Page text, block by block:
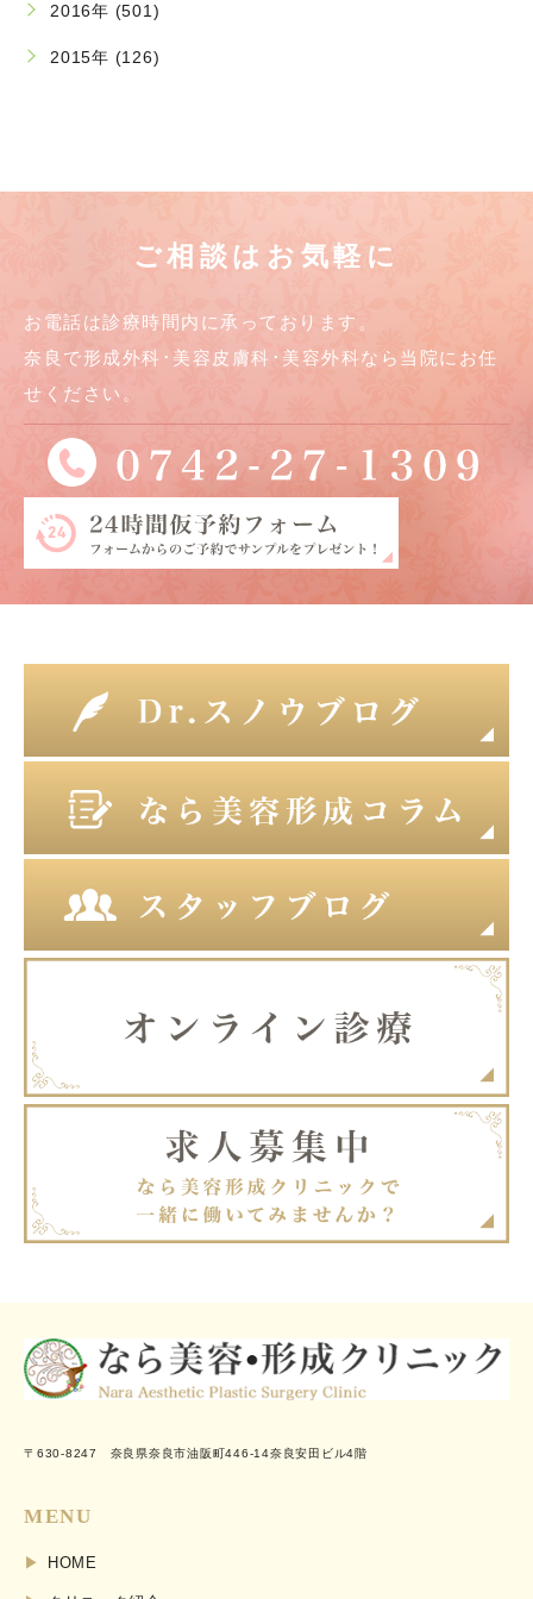
2016年 (501)
2015年 (126)
ご相談はお気軽に
お電話は診療時間内に承っております。
奈良で形成外科･美容皮膚科･美容外科なら当院にお任
せください。
〒630-8247 奈良県奈良市油阪町446-14奈良安田ビル4階
MENU
HOME